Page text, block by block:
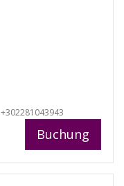
+302281043943
Buchung